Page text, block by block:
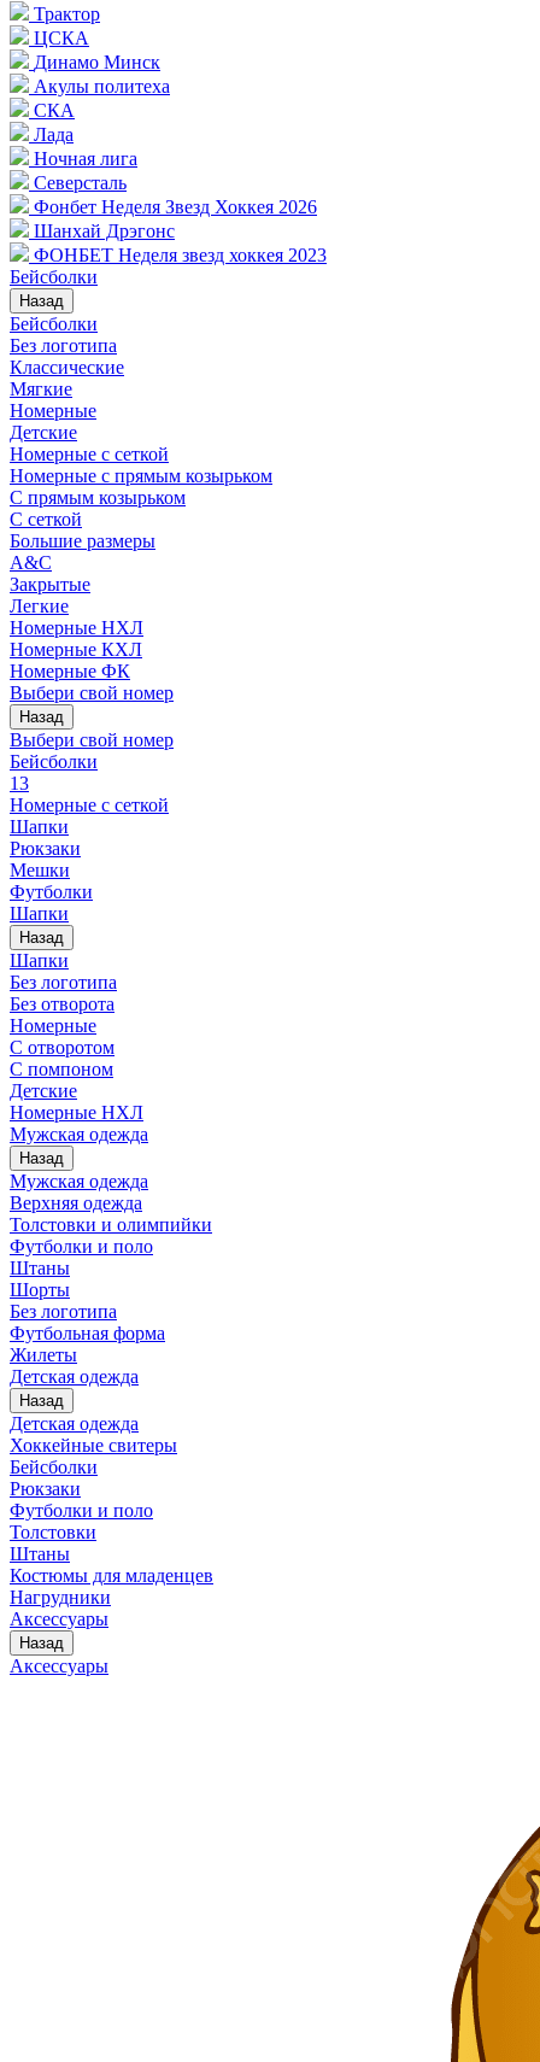
Трактор
ЦСКА
Динамо Минск
Акулы политеха
СКА
Лада
Ночная лига
Северсталь
Фонбет Неделя Звезд Хоккея 2026
Шанхай Дрэгонс
ФОНБЕТ Неделя звезд хоккея 2023
Бейсболки
Назад
Бейсболки
Без логотипа
Классические
Мягкие
Номерные
Детские
Номерные с сеткой
Номерные с прямым козырьком
С прямым козырьком
С сеткой
Большие размеры
A&C
Закрытые
Легкие
Номерные НХЛ
Номерные КХЛ
Номерные ФК
Выбери свой номер
Назад
Выбери свой номер
Бейсболки
13
Номерные с сеткой
Шапки
Рюкзаки
Мешки
Футболки
Шапки
Назад
Шапки
Без логотипа
Без отворота
Номерные
С отворотом
С помпоном
Детские
Номерные НХЛ
Мужская одежда
Назад
Мужская одежда
Верхняя одежда
Толстовки и олимпийки
Футболки и поло
Штаны
Шорты
Без логотипа
Футбольная форма
Жилеты
Детская одежда
Назад
Детская одежда
Хоккейные свитеры
Бейсболки
Рюкзаки
Футболки и поло
Толстовки
Штаны
Костюмы для младенцев
Нагрудники
Аксессуары
Назад
Аксессуары